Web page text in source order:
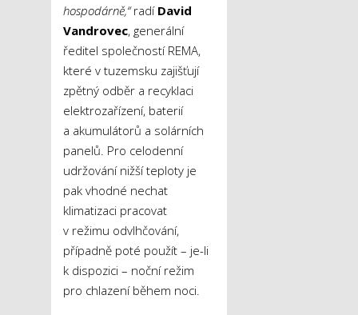
hospodárně,“radí David
Vandrovec, generální
ředitel společností REMA,
které v tuzemsku zajišťují
zpětný odběr a recyklaci
elektrozařízení, baterií
a akumulátorů a solárních
panelů. Pro celodenní
udržování nižší teploty je
pak vhodné nechat
klimatizaci pracovat
v režimu odvlhčování,
případně poté použít – je-li
k dispozici – noční režim
pro chlazení během noci.